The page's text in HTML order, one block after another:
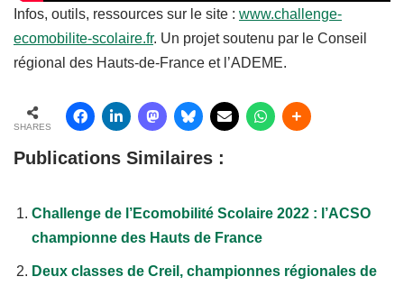
Infos, outils, ressources sur le site : www.challenge-
ecomobilite-scolaire.fr. Un projet soutenu par le Conseil
régional des Hauts-de-France et l’ADEME.
SHARES
Publications Similaires :
Challenge de l’Ecomobilité Scolaire 2022 : l’ACSO
championne des Hauts de France
Deux classes de Creil, championnes régionales de